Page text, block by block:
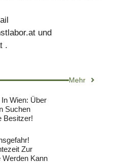
und
.
Mehr
Wien: Über
Suchen
Besitzer!
Zur
Werden Kann